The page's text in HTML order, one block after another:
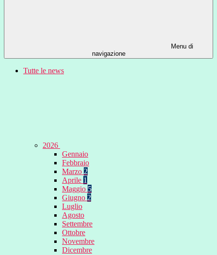
Menu di
navigazione
Tutte le news
2026
Gennaio
Febbraio
Marzo 2
Aprile 1
Maggio 5
Giugno 2
Luglio
Agosto
Settembre
Ottobre
Novembre
Dicembre